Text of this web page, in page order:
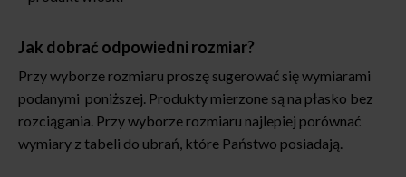
Jak dobrać odpowiedni rozmiar?
Przy wyborze rozmiaru proszę sugerować się wymiarami
podanymi poniższej. Produkty mierzone są na płasko bez
rozciągania. Przy wyborze rozmiaru najlepiej porównać
wymiary z tabeli do ubrań, które Państwo posiadają.